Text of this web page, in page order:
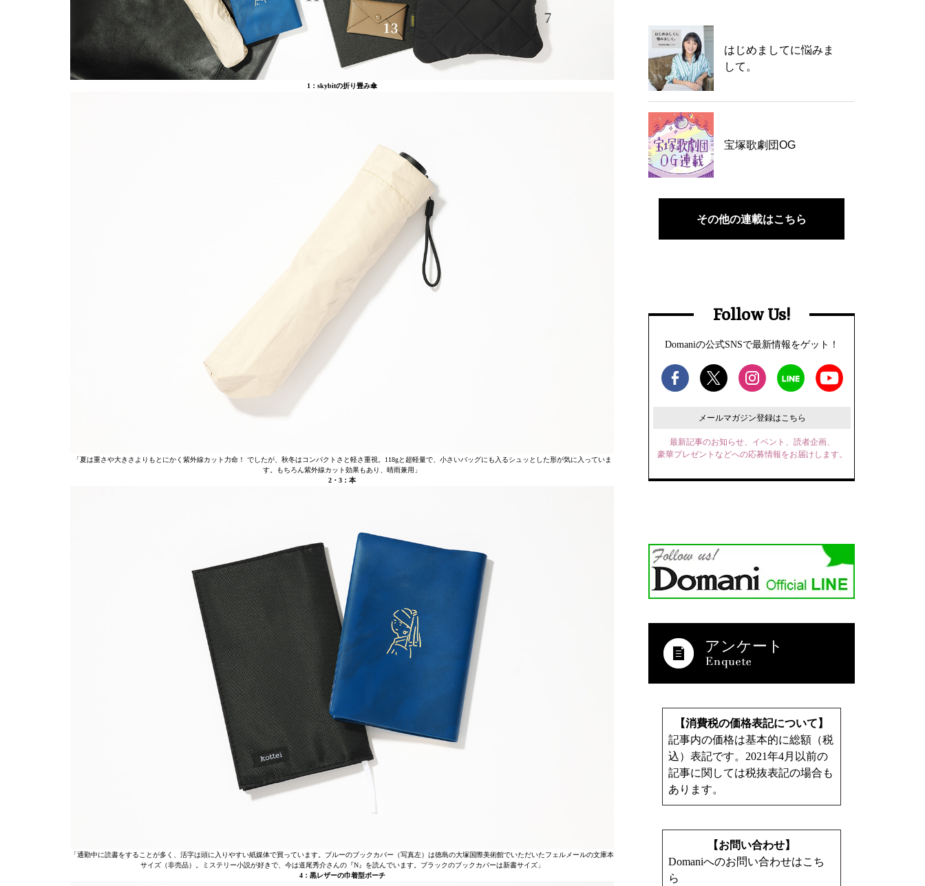
1：skybitの折り畳み傘
「夏は重さや大きさよりもとにかく紫外線カット力命！ でしたが、秋冬はコンパクトさと軽さ重視。118gと超軽量で、小さいバッグにも入るシュッとした形が気に入っていま
す。もちろん紫外線カット効果もあり、晴雨兼用」
2・3：本
「通勤中に読書をすることが多く、活字は頭に入りやすい紙媒体で買っています。ブルーのブックカバー（写真左）は徳島の大塚国際美術館でいただいたフェルメールの文庫本
サイズ（非売品）。ミステリー小説が好きで、今は道尾秀介さんの『N』を読んでいます。ブラックのブックカバーは新書サイズ」
4：黒レザーの巾着型ポーチ
はじめましてに悩みま
して。
宝塚歌劇団OG
その他の連載はこちら
Follow Us!
Domaniの公式SNSで最新情報をゲット！
メールマガジン登録はこちら
最新記事のお知らせ、イベント、読者企画、
豪華プレゼントなどへの応募情報をお届けします。
アンケート
【消費税の価格表記について】
記事内の価格は基本的に総額（税
込）表記です。2021年4月以前の
記事に関しては税抜表記の場合も
あります。
【お問い合わせ】
Domaniへのお問い合わせはこち
ら